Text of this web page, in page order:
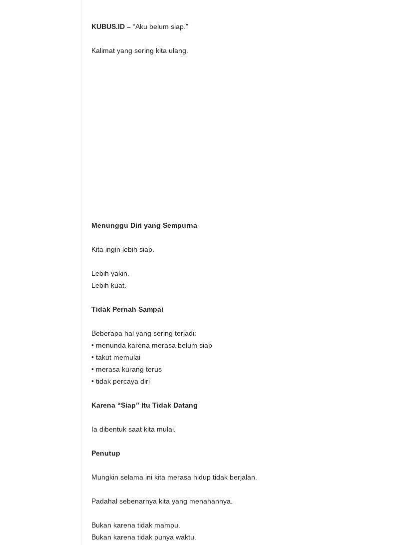
KUBUS.ID – “Aku belum siap.”
Kalimat yang sering kita ulang.
Menunggu Diri yang Sempurna
Kita ingin lebih siap.
Lebih yakin.
Lebih kuat.
Tidak Pernah Sampai
Beberapa hal yang sering terjadi:
• menunda karena merasa belum siap
• takut memulai
• merasa kurang terus
• tidak percaya diri
Karena “Siap” Itu Tidak Datang
Ia dibentuk saat kita mulai.
Penutup
Mungkin selama ini kita merasa hidup tidak berjalan.
Padahal sebenarnya kita yang menahannya.
Bukan karena tidak mampu.
Bukan karena tidak punya waktu.